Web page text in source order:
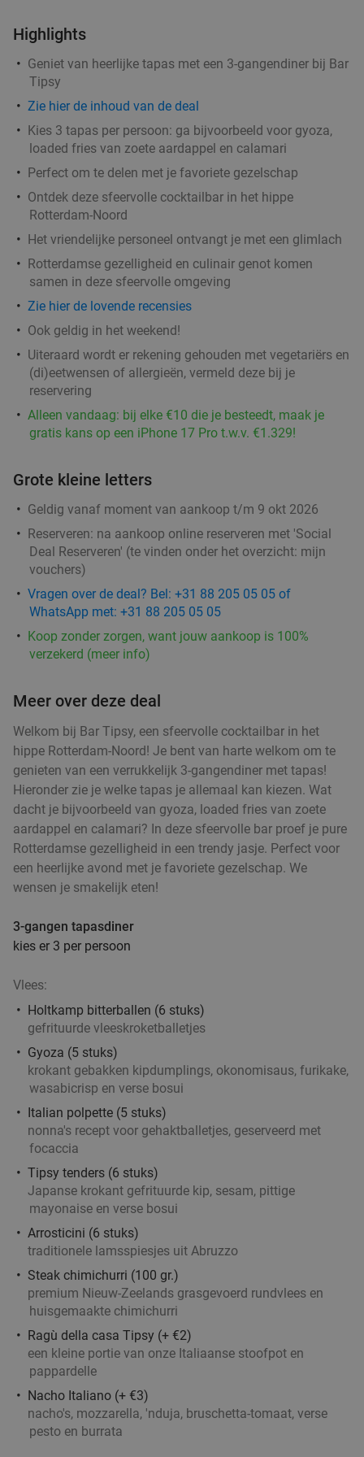
Rotterdam
Verkocht: 1.231 Regulier €30,60
All-You-Can-Eat Braziliaans (2 uur) bij Rodizio
Morgen Ma
Di
Rodizio Brazilian Grill
Rotterdam 2 min.directions_walk
Verkocht: 2.755 Regulier €40,75
35%
High tea (1,5 uur), shared brunch of ontbijt bij
Teds Rotterdam Lijnbaan
Morgen
Teds Rotterdam Lijnbaan
Verkocht: 320
€14
51%
2-gangendiner met onbeperkt pizza bij SUGO
Vandaag
Morgen
SUGO Pizza Rotterdam Aert van Nesstraat 9.2
Rotterdam
36%
2-gangen keuzelunch bij Steak & Bier in hartje
Rotterdam
Morgen Ma Di Wo Do
Vr
Steak & Bier
9.6star
Rotterdam 4 min.
Verkocht: 196
Morgen
Ma Di Wo Do
L'Essenza
Rotterdam 4 min.directions_walk
Verkocht: 255
€12
Bierwandeling (2 uur) van Brewpub Reijngoud
Do
Vr
Brewpub Reijngoud
Rotterdam
Verkocht: 109 €34,50
2-gangen keuzelunch bij De Beren in hartje
Rotterdam
Morgen
Ma
Highlights
Geniet van heerlijke tapas met een 3-gangendiner bij Bar
Tipsy
Zie hier de inhoud van de deal
Kies 3 tapas per persoon: ga bijvoorbeeld voor gyoza,
loaded fries van zoete aardappel en calamari
Perfect om te delen met je favoriete gezelschap
Ontdek deze sfeervolle cocktailbar in het hippe
Rotterdam-Noord
Het vriendelijke personeel ontvangt je met een glimlach
Rotterdamse gezelligheid en culinair genot komen
samen in deze sfeervolle omgeving
Zie hier de lovende recensies
Ook geldig in het weekend!
Uiteraard wordt er rekening gehouden met vegetariërs en
(di)eetwensen of allergieën, vermeld deze bij je
reservering
Alleen vandaag: bij elke €10 die je besteedt, maak je
gratis kans op een iPhone 17 Pro t.w.v. €1.329!
Grote kleine letters
Geldig vanaf moment van aankoop t/m 9 okt 2026
Reserveren: na aankoop online reserveren met 'Social
Deal Reserveren' (te vinden onder het overzicht: mijn
vouchers)
Vragen over de deal? Bel: +31 88 205 05 05 of
WhatsApp met: +31 88 205 05 05
Koop zonder zorgen, want jouw aankoop is 100%
verzekerd (meer info)
Meer over deze deal
Welkom bij Bar Tipsy, een sfeervolle cocktailbar in het
hippe Rotterdam-Noord! Je bent van harte welkom om te
genieten van een verrukkelijk 3-gangendiner met tapas!
Hieronder zie je welke tapas je allemaal kan kiezen. Wat
dacht je bijvoorbeeld van gyoza, loaded fries van zoete
aardappel en calamari? In deze sfeervolle bar proef je pure
Rotterdamse gezelligheid in een trendy jasje. Perfect voor
een heerlijke avond met je favoriete gezelschap. We
wensen je smakelijk eten!
3-gangen tapasdiner
kies er 3 per persoon
Vlees:
Holtkamp bitterballen (6 stuks)
gefrituurde vleeskroketballetjes
Gyoza (5 stuks)
krokant gebakken kipdumplings, okonomisaus, furikake,
wasabicrisp en verse bosui
Italian polpette (5 stuks)
nonna's recept voor gehaktballetjes, geserveerd met
focaccia
Tipsy tenders (6 stuks)
Japanse krokant gefrituurde kip, sesam, pittige
mayonaise en verse bosui
Arrosticini (6 stuks)
traditionele lamsspiesjes uit Abruzzo
Steak chimichurri (100 gr.)
premium Nieuw-Zeelands grasgevoerd rundvlees en
huisgemaakte chimichurri
Ragù della casa Tipsy (+ €2)
een kleine portie van onze Italiaanse stoofpot en
pappardelle
Nacho Italiano (+ €3)
nacho's, mozzarella, 'nduja, bruschetta-tomaat, verse
pesto en burrata